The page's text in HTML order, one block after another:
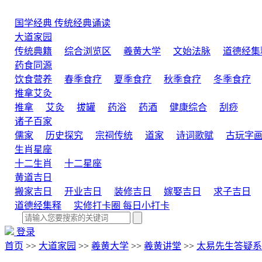
国学经典 传统经典诵读
大道家园
传统典籍
综合浏览区 羲黄大学 文始法脉
道德经集
药食同源
饮食营养
春季食疗 夏季食疗 秋季食疗 冬季食疗
推拿艾灸
推拿
艾灸 拔罐 药浴 药酒 健康综合
刮痧
诸子百家
儒家
历史探究 宗祠传统 道家 诗词歌赋 古玩字画
生肖星座
十二生肖
十二星座
黄道吉日
搬家吉日
开业吉日 装修吉日 嫁娶吉日
求子吉日
道德经集释
实修打卡圈 每日小打卡
登录
首页 >> 大道家园 >> 羲黄大学 >> 羲黄讲堂 >> 太易先生答疑系